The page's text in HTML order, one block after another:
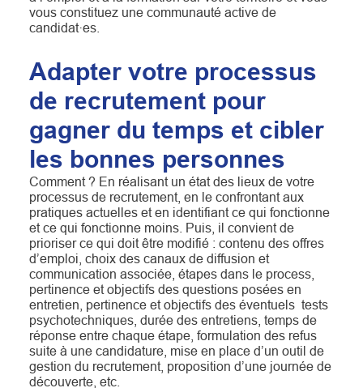
vous constituez une communauté active de
candidat·es.
Adapter votre processus
de recrutement pour
gagner du temps et cibler
les bonnes personnes
Comment ? En réalisant un état des lieux de votre
processus de recrutement, en le confrontant aux
pratiques actuelles et en identifiant ce qui fonctionne
et ce qui fonctionne moins. Puis, il convient de
prioriser ce qui doit être modifié : contenu des offres
d’emploi, choix des canaux de diffusion et
communication associée, étapes dans le process,
pertinence et objectifs des questions posées en
entretien, pertinence et objectifs des éventuels tests
psychotechniques, durée des entretiens, temps de
réponse entre chaque étape, formulation des refus
suite à une candidature, mise en place d’un outil de
gestion du recrutement, proposition d’une journée de
découverte, etc.